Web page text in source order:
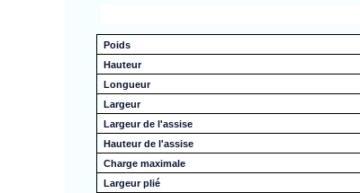
Poids
Hauteur
Longueur
Largeur
Largeur de l'assise
Hauteur de l'assise
Charge maximale
Largeur plié